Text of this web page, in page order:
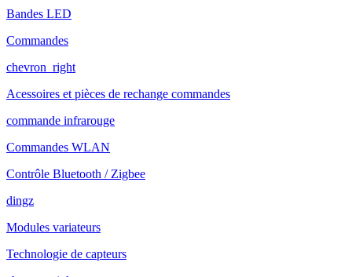
Bandes LED
Commandes
chevron_right
Acessoires et pièces de rechange commandes
commande infrarouge
Commandes WLAN
Contrôle Bluetooth / Zigbee
dingz
Modules variateurs
Technologie de capteurs